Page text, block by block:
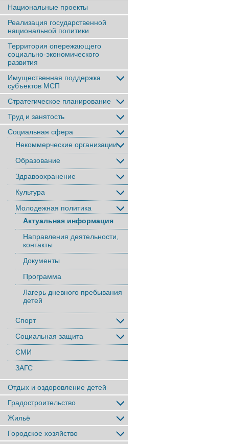
Национальные проекты
Реализация государственной
национальной политики
Территория опережающего
социально-экономического
развития
Имущественная поддержка
субъектов МСП
Стратегическое планирование
Труд и занятость
Социальная сфера
Некоммерческие организации
Образование
Здравоохранение
Культура
Молодежная политика
Актуальная информация
Направления деятельности,
контакты
Документы
Программа
Лагерь дневного пребывания
детей
Спорт
Социальная защита
СМИ
ЗАГС
Отдых и оздоровление детей
Градостроительство
Жильё
Городское хозяйство